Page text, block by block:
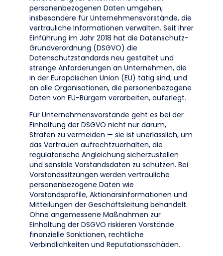
personenbezogenen Daten umgehen,
insbesondere für Unternehmensvorstände, die
vertrauliche Informationen verwalten. Seit ihrer
Einführung im Jahr 2018 hat die Datenschutz-
Grundverordnung (DSGVO) die
Datenschutzstandards neu gestaltet und
strenge Anforderungen an Unternehmen, die
in der Europäischen Union (EU) tätig sind, und
an alle Organisationen, die personenbezogene
Daten von EU-Bürgern verarbeiten, auferlegt.
Für Unternehmensvorstände geht es bei der
Einhaltung der DSGVO nicht nur darum,
Strafen zu vermeiden — sie ist unerlässlich, um
das Vertrauen aufrechtzuerhalten, die
regulatorische Angleichung sicherzustellen
und sensible Vorstandsdaten zu schützen. Bei
Vorstandssitzungen werden vertrauliche
personenbezogene Daten wie
Vorstandsprofile, Aktionärsinformationen und
Mitteilungen der Geschäftsleitung behandelt.
Ohne angemessene Maßnahmen zur
Einhaltung der DSGVO riskieren Vorstände
finanzielle Sanktionen, rechtliche
Verbindlichkeiten und Reputationsschäden.